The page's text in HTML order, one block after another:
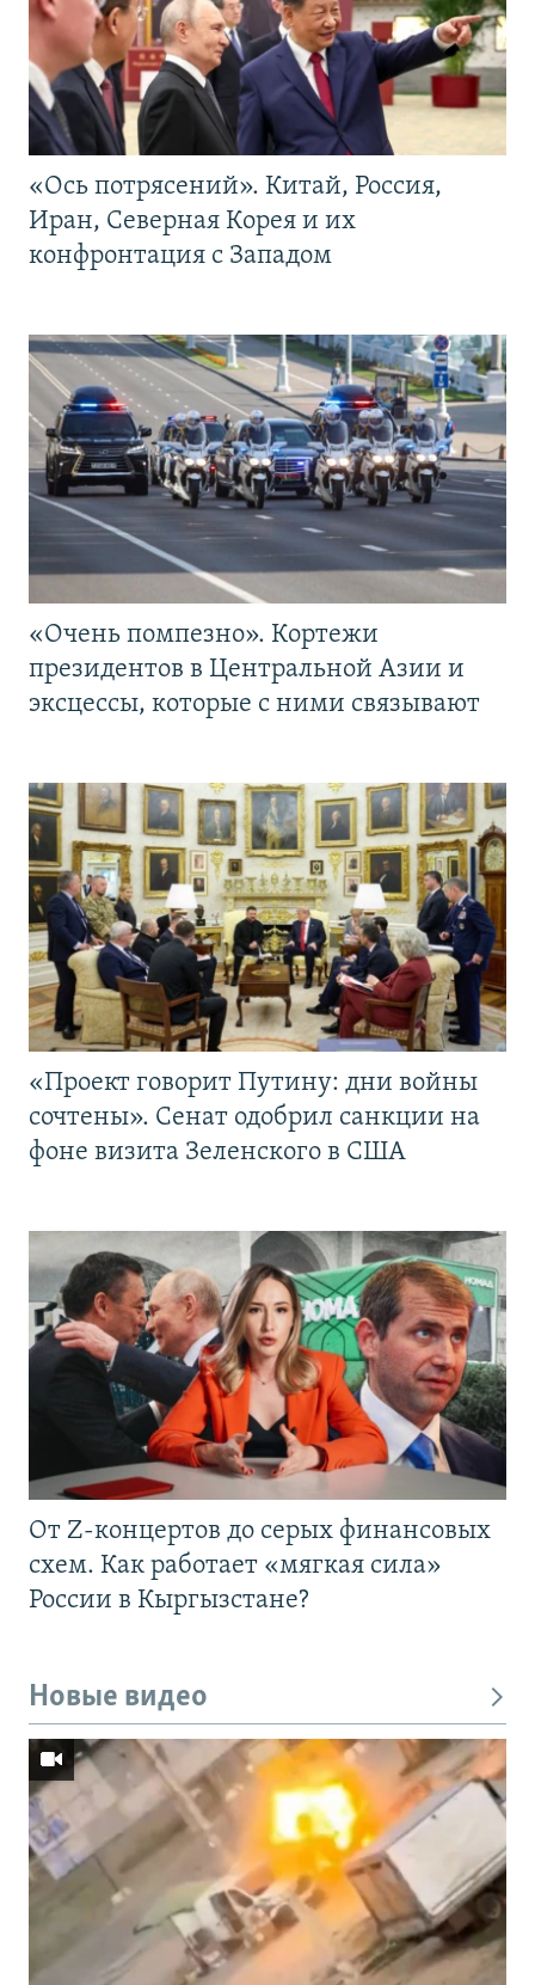
«Ось потрясений». Китай, Россия,
Иран, Северная Корея и их
конфронтация с Западом
«Очень помпезно». Кортежи
президентов в Центральной Азии и
эксцессы, которые с ними связывают
«Проект говорит Путину: дни войны
сочтены». Сенат одобрил санкции на
фоне визита Зеленского в США
От Z-концертов до серых финансовых
схем. Как работает «мягкая сила»
России в Кыргызстане?
Новые видео